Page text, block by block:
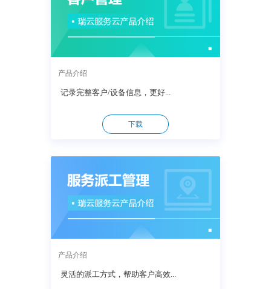
产品介绍
记录完整客户/设备信息，更好...
下载
产品介绍
灵活的派工方式，帮助客户高效...